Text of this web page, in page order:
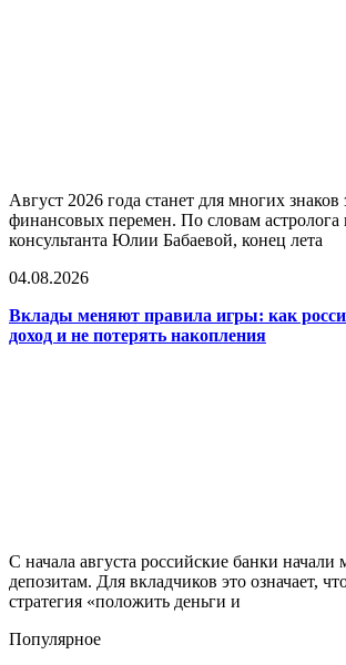
Август 2026 года станет для многих знаков
финансовых перемен. По словам астролога
консультанта Юлии Бабаевой, конец лета
04.08.2026
Вклады меняют правила игры: как
доход и не потерять накопления
С начала августа российские банки начали
депозитам. Для вкладчиков это означает,
стратегия «положить деньги и
Популярное